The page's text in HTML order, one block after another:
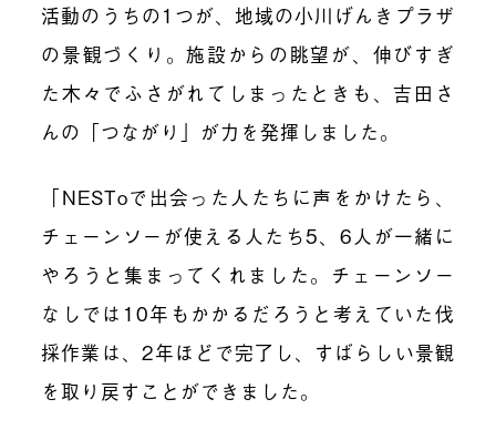
活動のうちの1つが、地域の小川げんきプラザ
の景観づくり。施設からの眺望が、伸びすぎ
た木々でふさがれてしまったときも、吉田さ
んの「つながり」が力を発揮しました。
「NESToで出会った人たちに声をかけたら、
チェーンソーが使える人たち5、6人が一緒に
やろうと集まってくれました。チェーンソー
なしでは10年もかかるだろうと考えていた伐
採作業は、2年ほどで完了し、すばらしい景観
を取り戻すことができました。